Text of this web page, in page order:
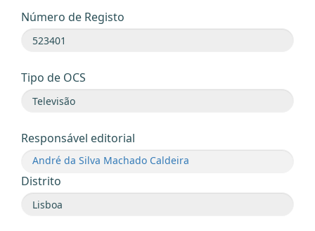
Número de Registo
Tipo de OCS
Responsável editorial
André da Silva Machado Caldeira
Distrito